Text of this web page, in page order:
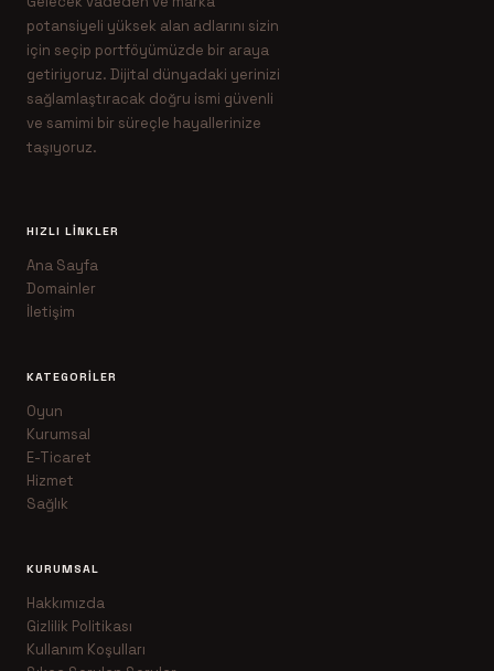
potansiyeli yüksek alan adlarını sizin
için seçip portföyümüzde bir araya
getiriyoruz. Dijital dünyadaki yerinizi
sağlamlaştıracak doğru ismi güvenli
ve samimi bir süreçle hayallerinize
taşıyoruz.
HIZLI LINKLER
Ana Sayfa
Domainler
İletişim
KATEGORILER
Oyun
Kurumsal
E-Ticaret
Hizmet
Sağlık
KURUMSAL
Hakkımızda
Gizlilik Politikası
Kullanım Koşulları